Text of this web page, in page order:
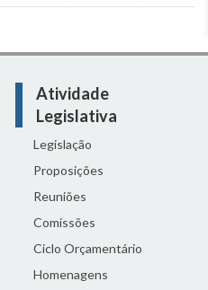
Atividade
Legislativa
Legislação
Proposições
Reuniões
Comissões
Ciclo Orçamentário
Homenagens